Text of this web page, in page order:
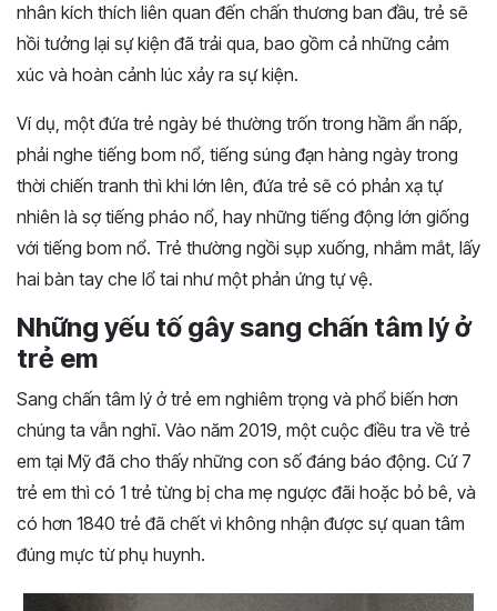
nhân kích thích liên quan đến chấn thương ban đầu, trẻ sẽ
hồi tưởng lại sự kiện đã trải qua, bao gồm cả những cảm
xúc và hoàn cảnh lúc xảy ra sự kiện.
Ví dụ, một đứa trẻ ngày bé thường trốn trong hầm ẩn nấp,
phải nghe tiếng bom nổ, tiếng súng đạn hàng ngày trong
thời chiến tranh thì khi lớn lên, đứa trẻ sẽ có phản xạ tự
nhiên là sợ tiếng pháo nổ, hay những tiếng động lớn giống
với tiếng bom nổ. Trẻ thường ngồi sụp xuống, nhắm mắt, lấy
hai bàn tay che lổ tai như một phản ứng tự vệ.
Những yếu tố gây sang chấn tâm lý ở
trẻ em
Sang chấn tâm lý ở trẻ em nghiêm trọng và phổ biến hơn
chúng ta vẫn nghĩ. Vào năm 2019, một cuộc điều tra về trẻ
em tại Mỹ đã cho thấy những con số đáng báo động. Cứ 7
trẻ em thì có 1 trẻ từng bị cha mẹ ngược đãi hoặc bỏ bê, và
có hơn 1840 trẻ đã chết vì không nhận được sự quan tâm
đúng mực từ phụ huynh.